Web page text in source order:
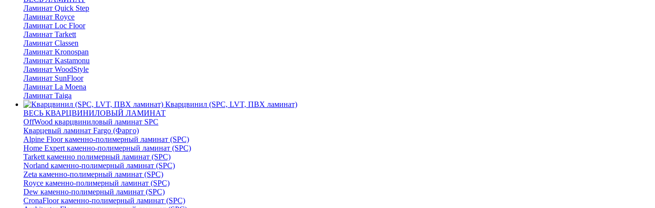
Ламинат Quick Step
Ламинат Royce
Ламинат Loc Floor
Ламинат Tarkett
Ламинат Classen
Ламинат Kronospan
Ламинат Kastamonu
Ламинат WoodStyle
Ламинат SunFloor
Ламинат La Moena
Ламинат Taiga
Кварцвинил (SPC, LVT, ПВХ ламинат)
ВЕСЬ КВАРЦВИНИЛОВЫЙ ЛАМИНАТ
OffWood кварцвиниловый ламинат SPC
Кварцевый ламинат Fargo (Фарго)
Alpine Floor каменно-полимерный ламинат (SPC)
Home Expert каменно-полимерный ламинат (SPC)
Tarkett каменно полимерный ламинат (SPC)
Norland каменно-полимерный ламинат (SPC)
Zeta каменно-полимерный ламинат (SPC)
Royce каменно-полимерный ламинат (SPC)
Dew каменно-полимерный ламинат (SPC)
CronaFloor каменно-полимерный ламинат (SPC)